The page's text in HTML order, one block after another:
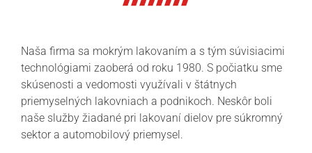
Naša firma sa mokrým lakovaním a s tým súvisiacimi
technológiami zaoberá od roku 1980. S počiatku sme
skúsenosti a vedomosti využívali v štátnych
priemyselných lakovniach a podnikoch. Neskôr boli
naše služby žiadané pri lakovaní dielov pre súkromný
sektor a automobilový priemysel.